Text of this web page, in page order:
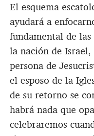
El esquema
ayudará a
fundamental de
la nación de
persona de
el esposo de la
de su retorno se
habrá nada que
celebraremos